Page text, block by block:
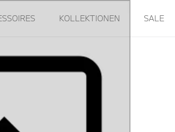
KOLLEKTIONEN SALE